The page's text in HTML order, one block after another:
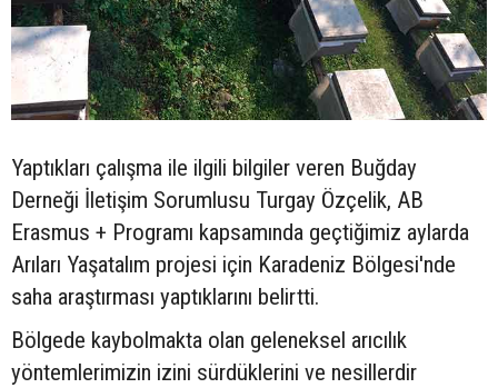
Yaptıkları çalışma ile ilgili bilgiler veren Buğday
Derneği İletişim Sorumlusu Turgay Özçelik, AB
Erasmus + Programı kapsamında geçtiğimiz aylarda
Arıları Yaşatalım projesi için Karadeniz Bölgesi'nde
saha araştırması yaptıklarını belirtti.
Bölgede kaybolmakta olan geleneksel arıcılık
yöntemlerimizin izini sürdüklerini ve nesillerdir